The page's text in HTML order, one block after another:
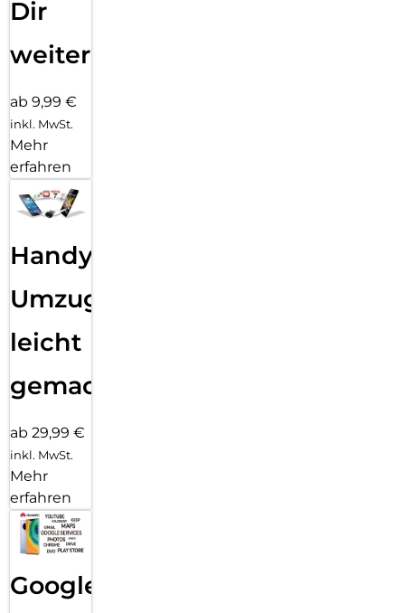
Dir
weiter
ab 9,99 €
inkl. MwSt.
Mehr
erfahren
Handy
Umzug
leicht
gemacht!
ab 29,99 €
inkl. MwSt.
Mehr
erfahren
Google